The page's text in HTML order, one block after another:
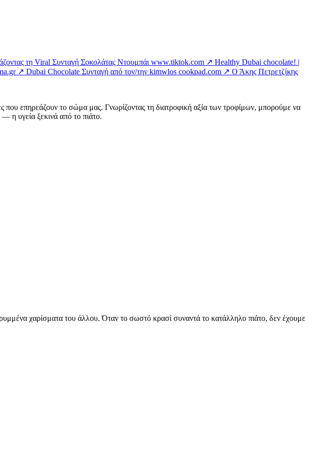
τη Viral Συνταγή Σοκολάτας Ντουμπάι www.tiktok.com ↗ Healthy Dubai chocolate! |
↗ Dubai Chocolate Συνταγή από τον/την kimwlos cookpad.com ↗ Ο Άκης Πετρετζίκης
που επηρεάζουν το σώμα μας. Γνωρίζοντας τη διατροφική αξία των τροφίμων, μπορούμε να
η υγεία ξεκινά από το πιάτο.
χαρίσματα του άλλου. Όταν το σωστό κρασί συναντά το κατάλληλο πιάτο, δεν έχουμε